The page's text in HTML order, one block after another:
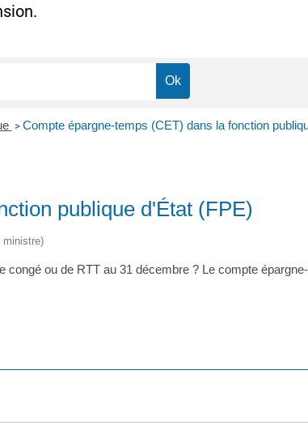
> Compte épargne-temps (CET) dans la fonction
publique d'État (FPE)
ministre)
ou de RTT au 31 décembre ? Le compte